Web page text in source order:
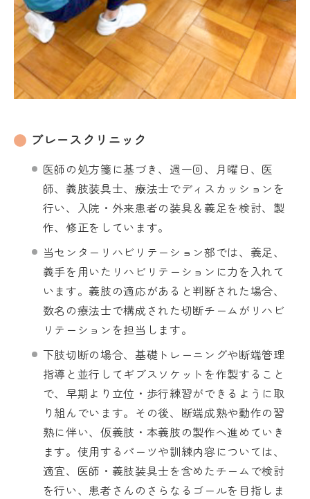
ブレースクリニック
医師の処方箋に基づき、週一回、月曜日、医
師、義肢装具士、療法士でディスカッションを
行い、入院・外来患者の装具＆義足を検討、製
作、修正をしています。
当センターリハビリテーション部では、義足、
義手を用いたリハビリテーションに力を入れて
います。義肢の適応があると判断された場合、
数名の療法士で構成された切断チームがリハビ
リテーションを担当します。
下肢切断の場合、基礎トレーニングや断端管理
指導と並行してギブスソケットを作製すること
で、早期より立位・歩行練習ができるように取
り組んでいます。その後、断端成熟や動作の習
熟に伴い、仮義肢・本義肢の製作へ進めていき
ます。使用するパーツや訓練内容については、
適宜、医師・義肢装具士を含めたチームで検討
を行い、患者さんのさらなるゴールを目指しま